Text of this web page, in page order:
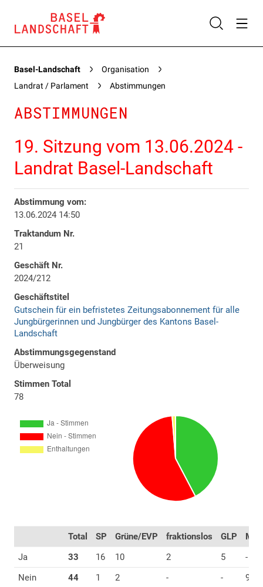
Basel-Landschaft
Organisation
Landrat / Parlament
Abstimmungen
ABSTIMMUNGEN